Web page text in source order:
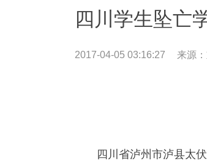
四川学生坠亡
2017-04-05 03:16:27 来源：
四川省泸州市泸县太